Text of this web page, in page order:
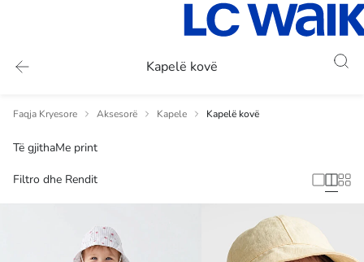
Kapelë kovë
Faqja Kryesore Aksesorë Kapele Kapelë kovë
Të gjithaMe print
Filtro dhe Rendit